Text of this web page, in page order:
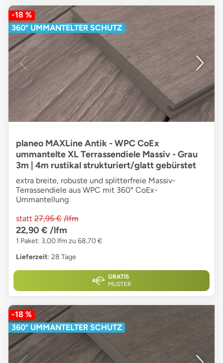
-18 %
360° UMMANTELTER SCHUTZ
planeo MAXLine Antik - WPC CoEx
ummantelte XL Terrassendiele Massiv - Grau
3m | 4m rustikal strukturiert/glatt gebürstet
extra breite, robuste und splitterfreie Massiv-
Terrassendiele aus WPC mit 360° CoEx-
Ummantellung
statt 27,95 € /lfm
22,90 € /lfm
1 Paket: 3,00 lfm zu 68,70 €
Lieferzeit: 28 Tage
GRATIS
MUSTER
-18 %
360° UMMANTELTER SCHUTZ